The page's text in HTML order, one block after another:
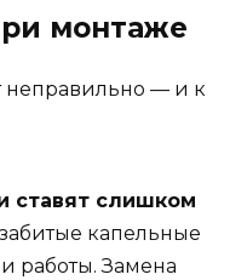
монтаже
неправильно — и к
ставят слишком
капельные
работы. Замена